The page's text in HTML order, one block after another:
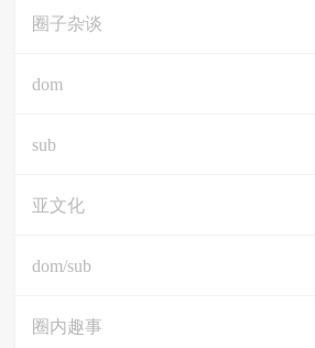
圈子杂谈
dom
sub
亚文化
dom/sub
圈内趣事